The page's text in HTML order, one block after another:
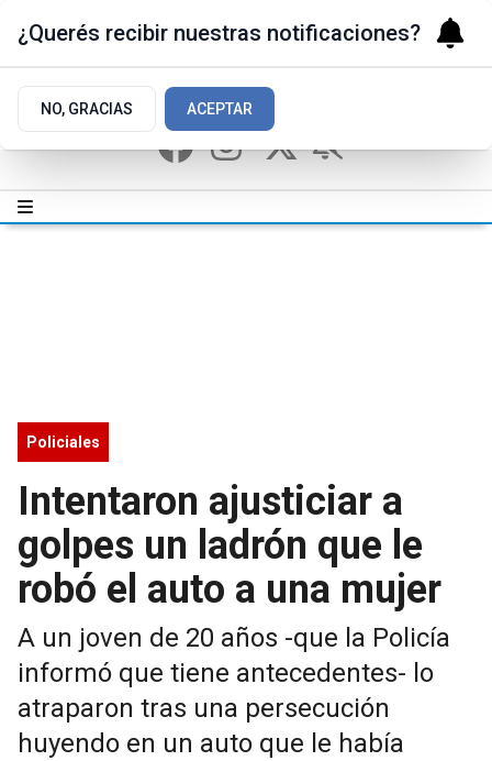
Policiales
Intentaron ajusticiar a
golpes un ladrón que le
robó el auto a una mujer
A un joven de 20 años -que la Policía
informó que tiene antecedentes- lo
atraparon tras una persecución
huyendo en un auto que le había
¿Querés recibir nuestras notificaciones?
NO, GRACIAS ACEPTAR